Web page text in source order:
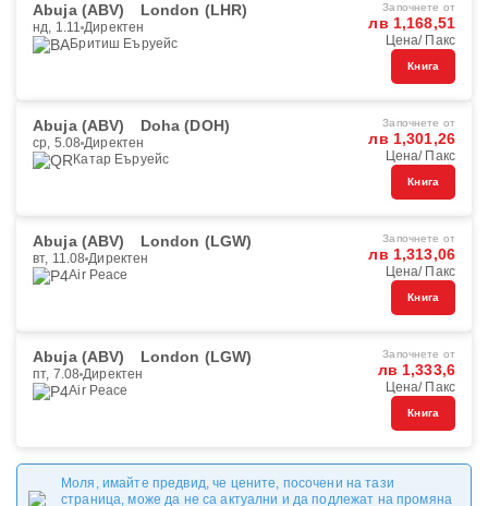
Abuja (ABV) London (LHR)
нд, 1.11 Директен
Бритиш Еъруейс
Започнете от
лв 1,168,51
Цена/ Пакс
Книга
Abuja (ABV) Doha (DOH)
ср, 5.08 Директен
Катар Еъруейс
Започнете от
лв 1,301,26
Цена/ Пакс
Книга
Abuja (ABV) London (LGW)
вт, 11.08 Директен
Air Peace
Започнете от
лв 1,313,06
Цена/ Пакс
Книга
Abuja (ABV) London (LGW)
пт, 7.08 Директен
Air Peace
Започнете от
лв 1,333,6
Цена/ Пакс
Книга
Моля, имайте предвид, че цените, посочени на тази
страница, може да не са актуални и да подлежат на промяна